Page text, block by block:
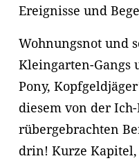
Ereignisse und
Wohnungsnot und
Kleingarten-Gangs
Pony,
diesem von der
rübergebrachten
drin! Kurze